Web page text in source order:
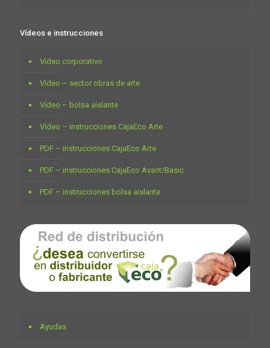
Vídeos e instrucciones
Vídeo corporativo
Vídeo – sector obras de arte
Vídeo – bolsa aislante
Vídeo – instrucciones CajaEco Arte
PDF – instrucciones CajaEco Arte
PDF – instrucciones CajaEco Avant/Basic
PDF – instrucciones bolsa aislante
Ayudas